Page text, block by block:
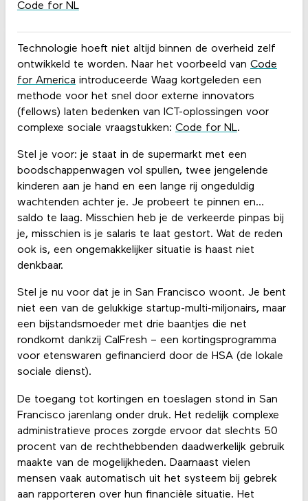
Technologie hoeft niet altijd binnen de overheid zelf
ontwikkeld te worden. Naar het voorbeeld van Code
for America introduceerde Waag kortgeleden een
methode voor het snel door externe innovators
(fellows) laten bedenken van ICT-oplossingen voor
complexe sociale vraagstukken: Code for NL.
Stel je voor: je staat in de supermarkt met een
boodschappenwagen vol spullen, twee jengelende
kinderen aan je hand en een lange rij ongeduldig
wachtenden achter je. Je probeert te pinnen en…
saldo te laag. Misschien heb je de verkeerde pinpas bij
je, misschien is je salaris te laat gestort. Wat de reden
ook is, een ongemakkelijker situatie is haast niet
denkbaar.
Stel je nu voor dat je in San Francisco woont. Je bent
niet een van de gelukkige startup-multi-miljonairs, maar
een bijstandsmoeder met drie baantjes die net
rondkomt dankzij CalFresh – een kortingsprogramma
voor etenswaren gefinancierd door de HSA (de lokale
sociale dienst).
De toegang tot kortingen en toeslagen stond in San
Francisco jarenlang onder druk. Het redelijk complexe
administratieve proces zorgde ervoor dat slechts 50
procent van de rechthebbenden daadwerkelijk gebruik
maakte van de mogelijkheden. Daarnaast vielen
mensen vaak automatisch uit het systeem bij gebrek
aan rapporteren over hun financiële situatie. Het
Code for NL